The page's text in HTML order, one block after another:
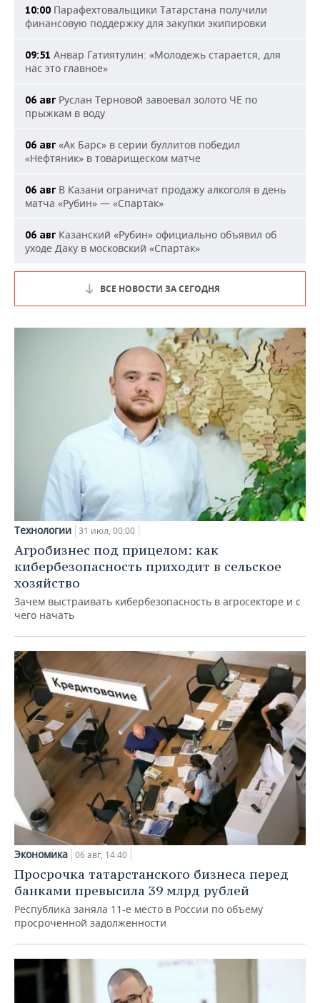
10:00 Парафехтовальщики Татарстана получили
финансовую поддержку для закупки экипировки
09:51 Анвар Гатиятулин: «Молодежь старается, для
нас это главное»
06 авг Руслан Терновой завоевал золото ЧЕ по
прыжкам в воду
06 авг «Ак Барс» в серии буллитов победил
«Нефтяник» в товарищеском матче
06 авг В Казани ограничат продажу алкоголя в день
матча «Рубин» — «Спартак»
06 авг Казанский «Рубин» официально объявил об
уходе Даку в московский «Спартак»
ВСЕ НОВОСТИ ЗА СЕГОДНЯ
Технологии 31 июл, 00:00
Агробизнес под прицелом: как
кибербезопасность приходит в сельское
хозяйство
Зачем выстраивать кибербезопасность в агросекторе и с
чего начать
Экономика 06 авг, 14:40
Просрочка татарстанского бизнеса перед
банками превысила 39 млрд рублей
Республика заняла 11-е место в России по объему
просроченной задолженности